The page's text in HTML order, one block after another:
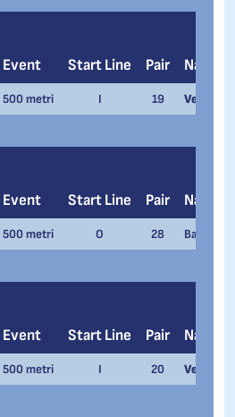
Event Start Line Pair Name
500 metri I 19 Veronica
Event Start Line Pair Name
500 metri O 28 Bart
Event Start Line Pair Name
500 metri I 20 Verena